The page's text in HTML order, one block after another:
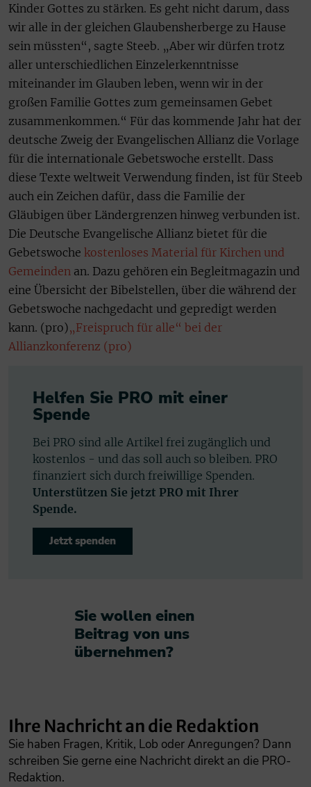
Kinder Gottes zu stärken. Es geht nicht darum, dass
wir alle in der gleichen Glaubensherberge zu Hause
sein müssten“, sagte Steeb. „Aber wir dürfen trotz
aller unterschiedlichen Einzelerkenntnisse
miteinander im Glauben leben, wenn wir in der
großen Familie Gottes zum gemeinsamen Gebet
zusammenkommen.“ Für das kommende Jahr hat der
deutsche Zweig der Evangelischen Allianz die Vorlage
für die internationale Gebetswoche erstellt. Dass
diese Texte weltweit Verwendung finden, ist für Steeb
auch ein Zeichen dafür, dass die Familie der
Gläubigen über Ländergrenzen hinweg verbunden ist.
Die Deutsche Evangelische Allianz bietet für die
Gebetswoche kostenloses Material für Kirchen und
Gemeinden an. Dazu gehören ein Begleitmagazin und
eine Übersicht der Bibelstellen, über die während der
Gebetswoche nachgedacht und gepredigt werden
kann. (pro)„Freispruch für alle“ bei der
Allianzkonferenz (pro)
Helfen Sie PRO mit einer
Spende
Bei PRO sind alle Artikel frei zugänglich und
kostenlos - und das soll auch so bleiben. PRO
finanziert sich durch freiwillige Spenden.
Unterstützen Sie jetzt PRO mit Ihrer
Spende.
Jetzt spenden
Sie wollen einen
Beitrag von uns
übernehmen?​
Ihre Nachricht an die Redaktion
Sie haben Fragen, Kritik, Lob oder Anregungen? Dann
schreiben Sie gerne eine Nachricht direkt an die PRO-
Redaktion.